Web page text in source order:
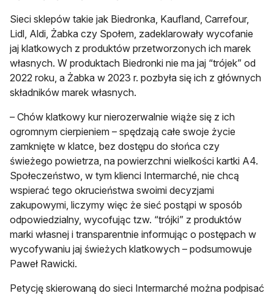
Sieci sklepów takie jak Biedronka, Kaufland, Carrefour,
Lidl, Aldi, Żabka czy Społem, zadeklarowały wycofanie
jaj klatkowych z produktów przetworzonych ich marek
własnych. W produktach Biedronki nie ma jaj “trójek” od
2022 roku, a Żabka w 2023 r. pozbyła się ich z głównych
składników marek własnych.
– Chów klatkowy kur nierozerwalnie wiąże się z ich
ogromnym cierpieniem – spędzają całe swoje życie
zamknięte w klatce, bez dostępu do słońca czy
świeżego powietrza, na powierzchni wielkości kartki A4.
Społeczeństwo, w tym klienci Intermarché, nie chcą
wspierać tego okrucieństwa swoimi decyzjami
zakupowymi, liczymy więc że sieć postąpi w sposób
odpowiedzialny, wycofując tzw. “trójki” z produktów
marki własnej i transparentnie informując o postępach w
wycofywaniu jaj świeżych klatkowych – podsumowuje
Paweł Rawicki.
Petycję skierowaną do sieci Intermarché można podpisać